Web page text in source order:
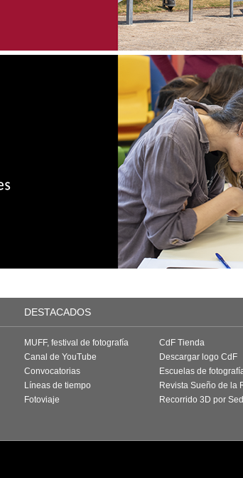
DESTACADOS
MUFF, festival de fotografía
Canal de YouTube
Convocatorias
Líneas de tiempo
Fotoviaje
CdF Tienda
Descargar logo CdF
Escuelas de
Revista Sueño de la
Recorrido 3D por